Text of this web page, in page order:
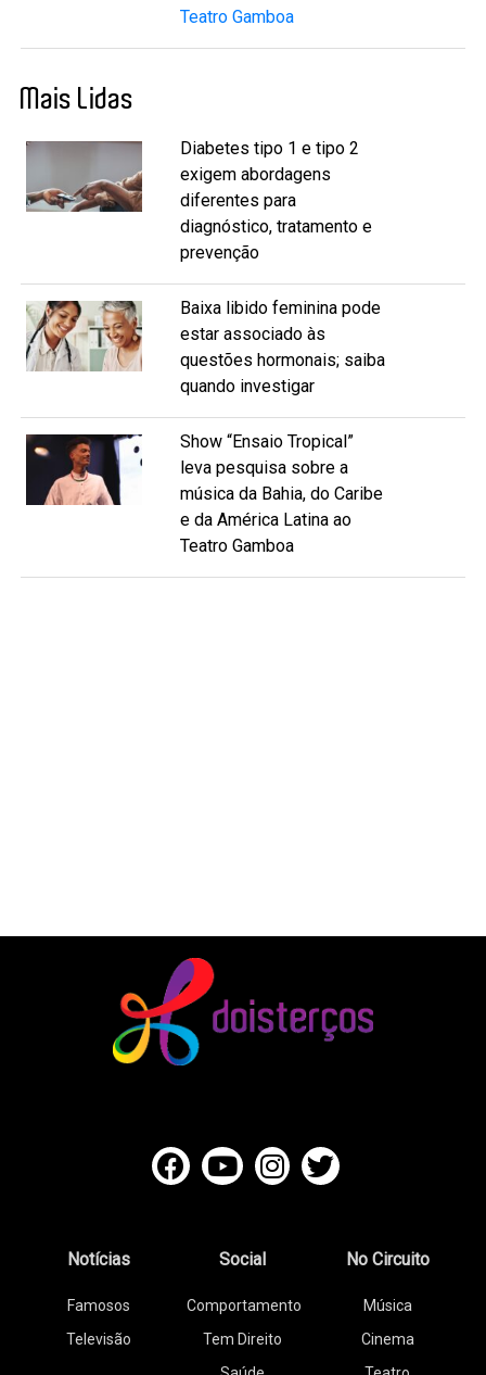
Teatro Gamboa
Mais Lidas
Diabetes tipo 1 e tipo 2
exigem abordagens
diferentes para
diagnóstico, tratamento e
prevenção
Baixa libido feminina pode
estar associado às
questões hormonais; saiba
quando investigar
Show “Ensaio Tropical”
leva pesquisa sobre a
música da Bahia, do Caribe
e da América Latina ao
Teatro Gamboa
Notícias
Famosos
Televisão
Social
Comportamento
Tem Direito
No Circuito
Música
Cinema